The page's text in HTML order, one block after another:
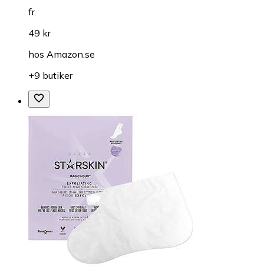
fr.
49 kr
hos Amazon.se
+9 butiker